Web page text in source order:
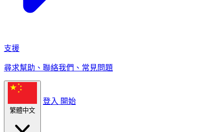
支援
尋求幫助、聯絡我們、常見問題
繁體中文
登入 開始